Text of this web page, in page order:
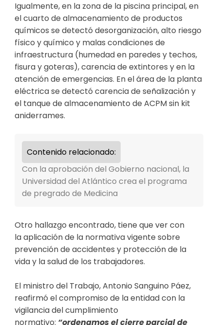
Igualmente, en la zona de la piscina principal, en
el cuarto de almacenamiento de productos
químicos se detectó desorganización, alto riesgo
físico y químico y malas condiciones de
infraestructura (humedad en paredes y techos,
fisura y goteras), carencia de extintores y en la
atención de emergencias. En el área de la planta
eléctrica se detectó carencia de señalización y
el tanque de almacenamiento de ACPM sin kit
aniderrames.
Contenido relacionado:
Con la aprobación del Gobierno nacional, la
Universidad del Atlántico crea el programa
de pregrado de Medicina
Otro hallazgo encontrado, tiene que ver con
laaplicación de la normativa vigente sobre
prevención de accidentes y protección de la
vida y la salud de los trabajadores.
El ministro del Trabajo, Antonio Sanguino Páez,
reafirmó el compromiso de la entidad con la
vigilancia del cumplimiento
normativo: “ordenamos el cierre parcial de